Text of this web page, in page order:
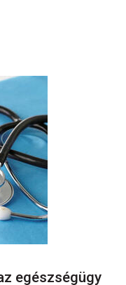
egészségügy